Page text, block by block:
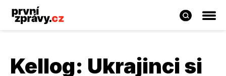
Kellog: Ukrajinci si